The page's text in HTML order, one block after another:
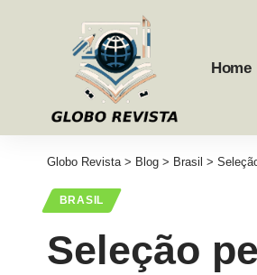
Home
Globo Revista> Blog > Brasil >
BRASIL
Seleção